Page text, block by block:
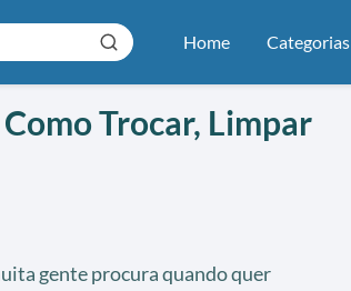
Home Categorias
Trocar, Limpar
gente procura quando quer